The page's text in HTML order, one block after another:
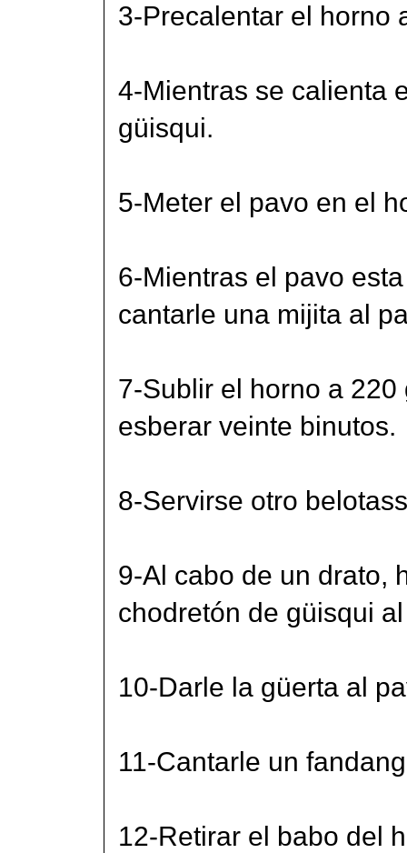
3-Precalentar el horno
4-Mientras se calienta
güisqui.
5-Meter el pavo en el
6-Mientras el pavo
cantarle una mijita al
7-Sublir el horno a
esberar veinte binutos.
8-Servirse otro
9-Al cabo de un drato,
chodretón de güisqui
10-Darle la güerta al
11-Cantarle un
12-Retirar el babo del